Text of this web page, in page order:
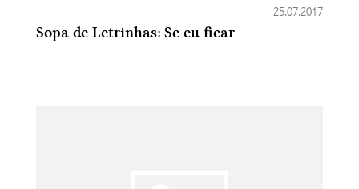
25.07.2017
Sopa de Letrinhas: Se eu ficar